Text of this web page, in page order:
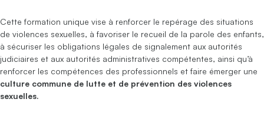
Cette formation unique vise à renforcer le repérage des situations
de violences sexuelles, à favoriser le recueil de la parole des enfants,
à sécuriser les obligations légales de signalement aux autorités
judiciaires et aux autorités administratives compétentes, ainsi qu’à
renforcer les compétences des professionnels et faire émerger une
culture commune de lutte et de prévention des violences
sexuelles.